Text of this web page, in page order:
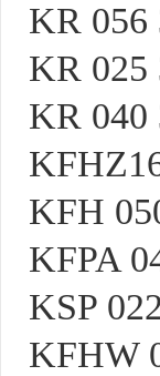
KR 056
KR 025
KR 040
KFH
KFPA
KSP
KFHW